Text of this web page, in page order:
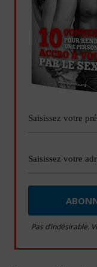
Pas d’indésirable.